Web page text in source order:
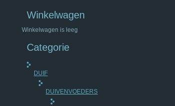
Winkelwagen
Winkelwagen is leeg
Categorie
DUIF
DUIVENVOEDERS